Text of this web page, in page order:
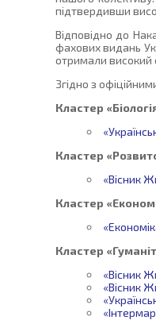
підтвердивши
Відповідно до
фахових видань
отримали високий
Згідно з
Кластер
Кластер
«Вісник
Кластер
Кластер
«Вісник
«Вісник